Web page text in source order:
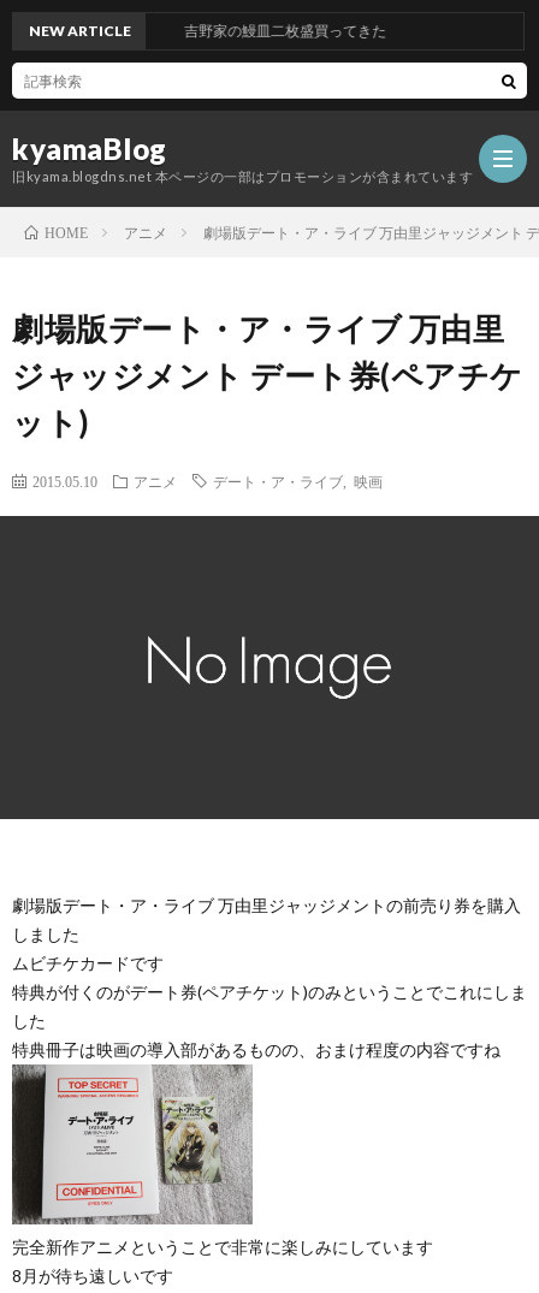
kyamaBlog
旧kyama.blogdns.net 本ページの一部はプロモーションが含まれています
NEW ARTICLE 吉野家の鰻皿二枚盛買ってきた
HOME アニメ 劇場版デート・ア・ライブ 万由里ジャッジメント
劇場版デート・ア・ライブ 万由里
ジャッジメント デート券(ペアチケ
ット)
2015.05.10 アニメ デート・ア・ライブ 映画
劇場版デート・ア・ライブ 万由里ジャッジメントの前売り券を購入
しました
ムビチケカードです
特典が付くのがデート券(ペアチケット)のみということでこれにしま
した
特典冊子は映画の導入部があるものの、おまけ程度の内容ですね
完全新作アニメということで非常に楽しみにしています
8月が待ち遠しいです